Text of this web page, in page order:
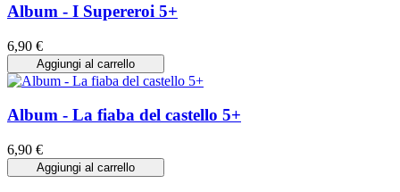
Album - I Supereroi 5+
6,90 €
Aggiungi al carrello
Album - La fiaba del castello 5+
6,90 €
Aggiungi al carrello